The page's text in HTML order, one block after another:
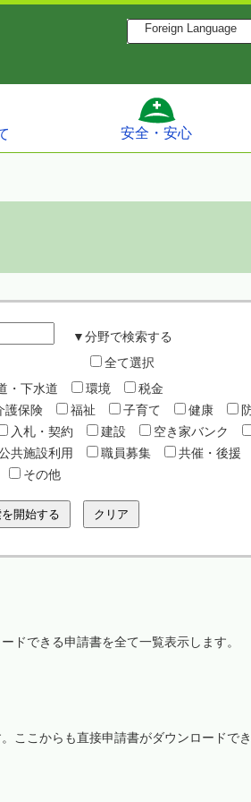
Foreign Language
安全・安心
▼分野で検索する
全て選択
・下水道 環境
税金
護保険
福祉 子育て 健康
入札・契約 建設
空き家バンク
共施設利用 職員募集
共催・後援
その他
ドできる申請書を全て一覧表示します。
ここからも直接申請書がダウンロードで